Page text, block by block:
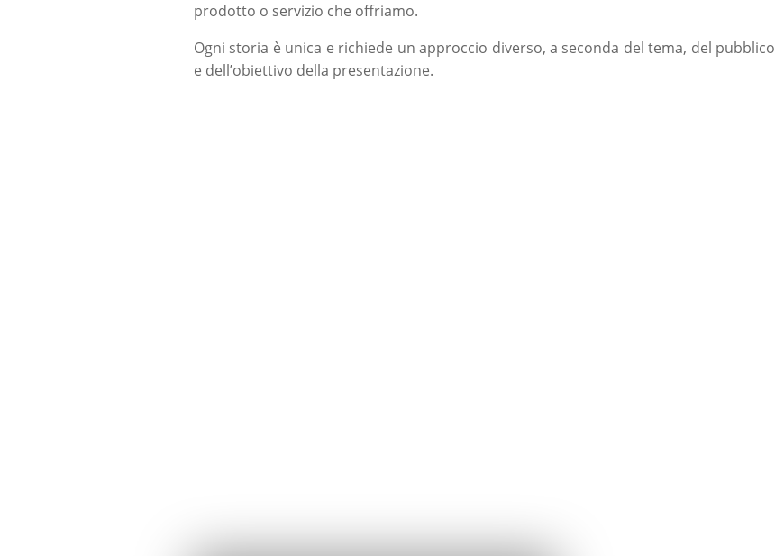
prodotto o servizio che offriamo.
Ogni storia è unica e richiede un approccio diverso, a seconda del tema, del pubblico
e dell’obiettivo della presentazione.